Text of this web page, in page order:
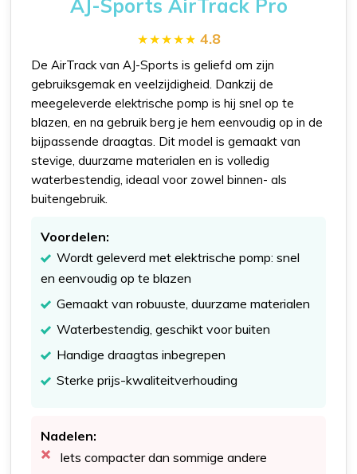
AJ-Sports AirTrack Pro
4.8
De AirTrack van AJ-Sports is geliefd om zijn
gebruiksgemak en veelzijdigheid. Dankzij de
meegeleverde elektrische pomp is hij snel op te
blazen, en na gebruik berg je hem eenvoudig op in de
bijpassende draagtas. Dit model is gemaakt van
stevige, duurzame materialen en is volledig
waterbestendig, ideaal voor zowel binnen- als
buitengebruik.
Voordelen:
Wordt geleverd met elektrische pomp: snel
en eenvoudig op te blazen
Gemaakt van robuuste, duurzame materialen
Waterbestendig, geschikt voor buiten
Handige draagtas inbegrepen
Sterke prijs-kwaliteitverhouding
Nadelen:
Iets compacter dan sommige andere